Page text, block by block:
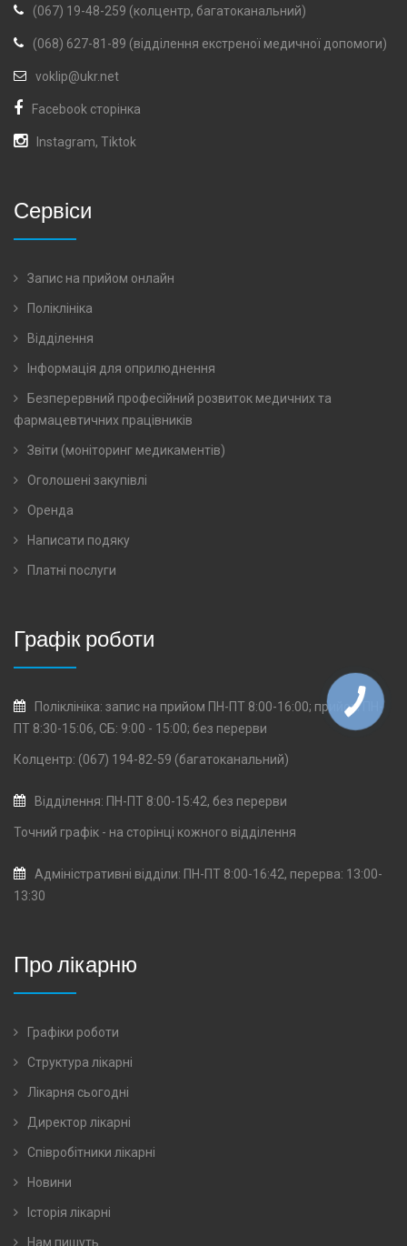
(067) 19-48-259 (колцентр, багатоканальний)
(068) 627-81-89 (відділення екстреної медичної допомоги)
voklip@ukr.net
Facebook сторінка
Instagram, Tiktok
Сервіси
Запис на прийом онлайн
Поліклініка
Відділення
Інформація для оприлюднення
Безперервний професійний розвиток медичних та
фармацевтичних працівників
Звіти (моніторинг медикаментів)
Оголошені закупівлі
Оренда
Написати подяку
Платні послуги
Графік роботи
Поліклініка: запис на прийом ПН-ПТ 8:00-16:00; прийом ПН-
ПТ 8:30-15:06, СБ: 9:00 - 15:00; без перерви
Колцентр: (067) 194-82-59 (багатоканальний)
Відділення: ПН-ПТ 8:00-15:42, без перерви
Точний графік - на сторінці кожного відділення
Адміністративні відділи: ПН-ПТ 8:00-16:42, перерва: 13:00-
13:30
Про лікарню
Графіки роботи
Структура лікарні
Лікарня сьогодні
Директор лікарні
Співробітники лікарні
Новини
Історія лікарні
Нам пишуть